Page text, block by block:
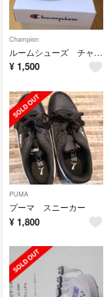
Champion
ルームシューズ チャンピオン 26センチ
¥ 1,500
PUMA
プーマ スニーカー
¥ 1,800